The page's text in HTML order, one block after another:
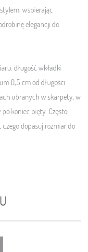
wspierając
elegancji do
długość wkładki
0,5 cm od długości
ubranych w skarpety, w
koniec pięty. Często
czego dopasuj rozmiar do